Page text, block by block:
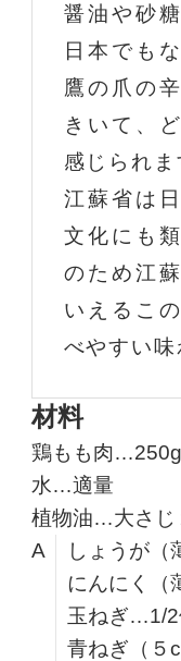
醤油や砂
日本でも
鷹の爪の
きいて、
感じられま
江蘇省は
文化にも
のため江
いえるこ
べやすい味
材料
鶏もも肉…250g
水…適量
植物油…大さじ
A
しょうが
にんにく（
玉ねぎ…1/2
青ねぎ（５